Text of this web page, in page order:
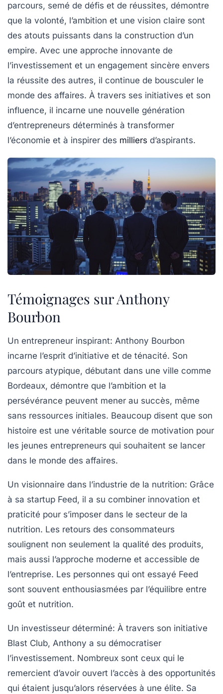
parcours, semé de défis et de réussites, démontre
que la volonté, l’ambition et une vision claire sont
des atouts puissants dans la construction d’un
empire. Avec une approche innovante de
l’investissement et un engagement sincère envers
la réussite des autres, il continue de bousculer le
monde des affaires. À travers ses initiatives et son
influence, il incarne une nouvelle génération
d’entrepreneurs déterminés à transformer
l’économie et à inspirer des milliers d’aspirants.
Témoignages sur Anthony
Bourbon
Un entrepreneur inspirant: Anthony Bourbon
incarne l’esprit d’initiative et de ténacité. Son
parcours atypique, débutant dans une ville comme
Bordeaux, démontre que l’ambition et la
persévérance peuvent mener au succès, même
sans ressources initiales. Beaucoup disent que son
histoire est une véritable source de motivation pour
les jeunes entrepreneurs qui souhaitent se lancer
dans le monde des affaires.
Un visionnaire dans l’industrie de la nutrition: Grâce
à sa startup Feed, il a su combiner innovation et
praticité pour s’imposer dans le secteur de la
nutrition. Les retours des consommateurs
soulignent non seulement la qualité des produits,
mais aussi l’approche moderne et accessible de
l’entreprise. Les personnes qui ont essayé Feed
sont souvent enthousiasmées par l’équilibre entre
goût et nutrition.
Un investisseur déterminé: À travers son initiative
Blast Club, Anthony a su démocratiser
l’investissement. Nombreux sont ceux qui le
remercient d’avoir ouvert l’accès à des opportunités
qui étaient jusqu’alors réservées à une élite. Sa